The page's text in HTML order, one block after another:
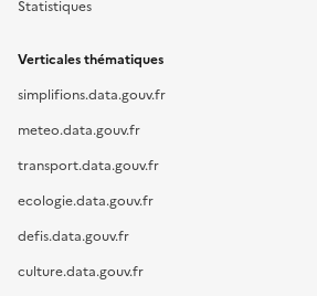
Statistiques
Verticales thématiques
simplifions.data.gouv.fr
meteo.data.gouv.fr
transport.data.gouv.fr
ecologie.data.gouv.fr
defis.data.gouv.fr
culture.data.gouv.fr